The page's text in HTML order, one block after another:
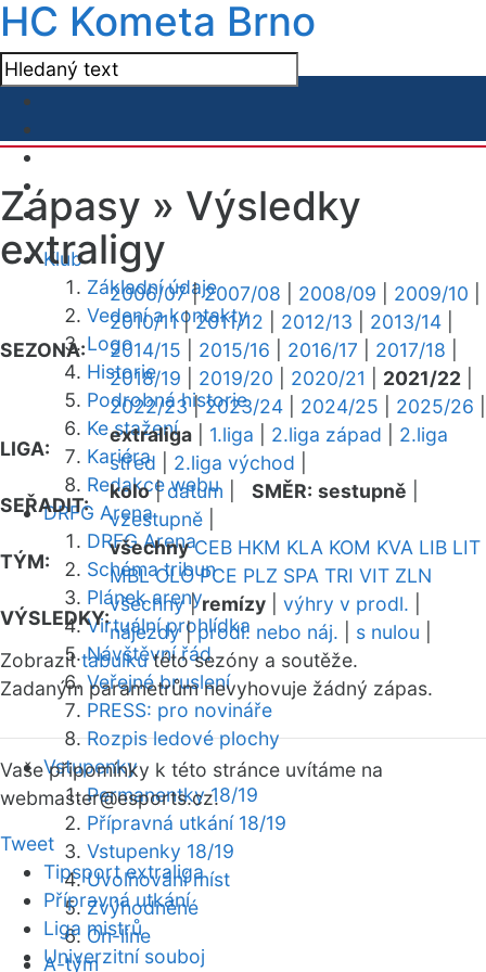
HC Kometa Brno
Klub
Základní údaje
Vedení a kontakty
Logo
Historie
Podrobná historie
Ke stažení
Kariéra
Redakce webu
DRFG Arena
DRFG Arena
Schéma tribun
Plánek areny
Virtuální prohlídka
Návštěvní řád
Veřejné bruslení
PRESS: pro novináře
Rozpis ledové plochy
Vstupenky
Permanentky 18/19
Přípravná utkání 18/19
Vstupenky 18/19
Uvolňování míst
Zvýhodněné
On-line
A-tým
Zápasy » Výsledky
extraligy
SEZONA:
2006/07|2007/08 2008/09 2009/10
2010/11|2011/12 2012/13 2013/14
2014/15
2015/16 2016/17 2017/18
2018/19
2019/20 2020/21 2021/22
2022/23|2023/24 2024/25 2025/26
LIGA:
extraliga 1.liga 2.liga západ
2.liga
střed
2.liga východ
SEŘADIT:
kolo|datum SMĚR: sestupně
vzestupně
TÝM:
všechny CEB HKM KLA KOM KVA LIB LIT
MBL OLO PCE PLZ SPA TRI VIT ZLN
VÝSLEDKY:
všechny|remízy výhry v prodl.
nájezdy|prodl. nebo náj. s nulou
Zobrazittabulkutéto sezóny a soutěže.
Zadaným parametrům nevyhovuje žádný zápas.
Vaše připomínky k této stránce uvítáme na
webmaster@esports.cz.
Tweet
Tipsport extraliga
Přípravná utkání
Liga mistrů
Univerzitní souboj